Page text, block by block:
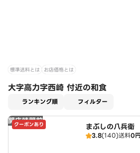
標準送料とは お店価格とは
大字高力字西崎 付近の和食
ランキング順 フィルター
開店時間前
クーポンあり まぶしの八兵
3.8(140)送料0円